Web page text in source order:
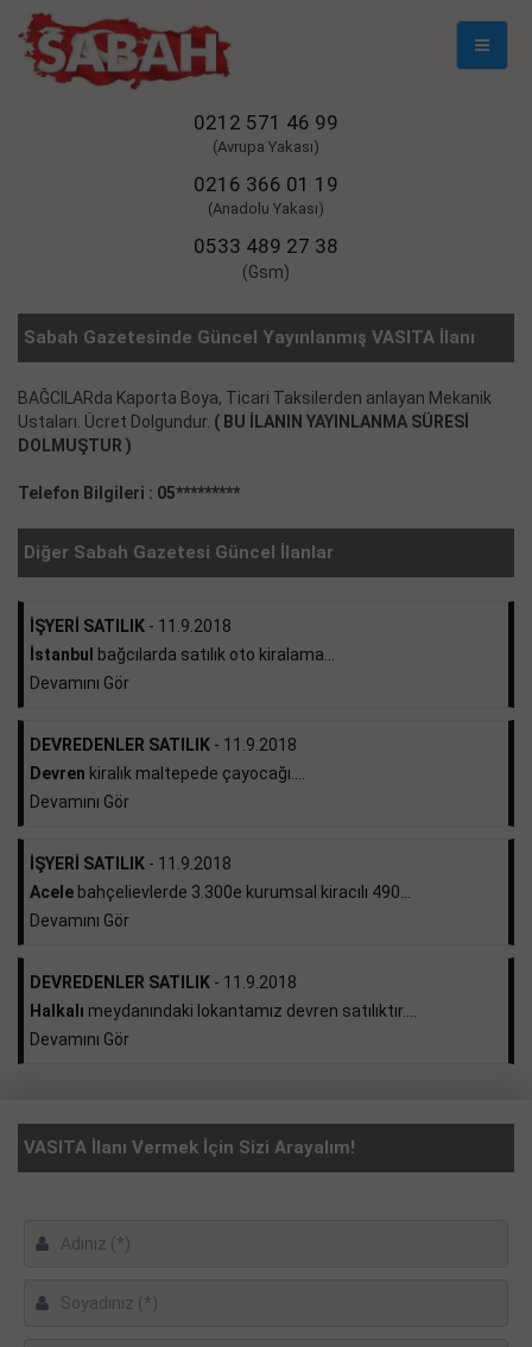
Mobil
0212 571 46 99
(Avrupa Yakası)
0216 366 01 19
(Anadolu Yakası)
0533 489 27 38
(Gsm)
Sabah Gazetesinde Güncel Yayınlanmış VASITA İlanı
BAĞCILARda Kaporta Boya, Ticari Taksilerden anlayan Mekanik
Ustaları. Ücret Dolgundur. ( BU İLANIN YAYINLANMA SÜRESİ
DOLMUŞTUR )
Telefon Bilgileri : 05*********
Diğer Sabah Gazetesi Güncel İlanlar
İŞYERİ SATILIK - 11.9.2018
İstanbul
bağcılarda satılık oto kiralama...
Devamını Gör
DEVREDENLER SATILIK - 11.9.2018
Devren kiralık maltepede çayocağı....
Devamını Gör
İŞYERİ SATILIK - 11.9.2018
Acele bahçelievlerde 3.300e kurumsal kiracılı 490...
Devamını Gör
DEVREDENLER SATILIK - 11.9.2018
Halkalı meydanındaki lokantamız devren satılıktır....
Devamını Gör
VASITA İlanı Vermek İçin Sizi Arayalım!